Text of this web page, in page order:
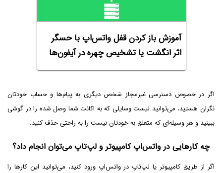
آموزش باز کردن قفل واتس‌اپ با حسگر
اثر انگشت یا تشخیص چهره در آیفون‌ها
اگر در خصوص دسترسی غیرمجاز شخص دیگری به پیام‌ها و حساب خودتان
نگران هستید، می‌توانید لیست وسایلی که به اکانت شما وصل شده را در گوشی
ببینید و هر وسیله‌ای که متعلق به خودتان نیست را به راحتی حذف کنید.
چه کارهایی در واتس‌اپ کامپیوتر و لپ‌تاپ می‌توان انجام داد؟
اگر از طریق کامپیوتر یا لپ‌تاپ در واتس‌اپ ورود کنید، می‌توانید این کارها را